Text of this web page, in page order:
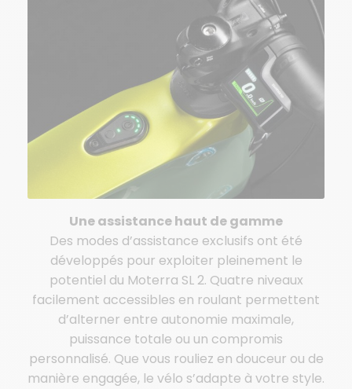
Une assistance haut de gamme
Des modes d’assistance exclusifs ont été
développés pour exploiter pleinement le
potentiel du Moterra SL 2. Quatre niveaux
facilement accessibles en roulant permettent
d’alterner entre autonomie maximale,
puissance totale ou un compromis
personnalisé. Que vous rouliez en douceur ou de
manière engagée, le vélo s’adapte à votre style.